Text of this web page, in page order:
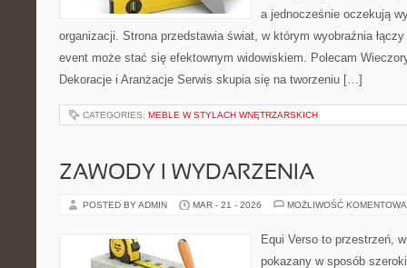
a jednocześnie oczekują
organizacji. Strona przedstawia świat, w którym wyobraźnia
event może stać się efektownym widowiskiem. Polecam
Dekoracje i Aranżacje Serwis skupia się na tworzeniu […]
CATEGORIES: MEBLE W STYLACH WNĘTRZARSKICH
ZAWODY I WYDARZENIA
POSTED BY ADMIN MAR - 21 - 2026 MOŻLIWOŚĆ
Equi Verso to przestrzeń,
pokazany w sposób